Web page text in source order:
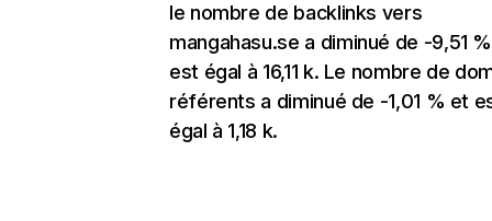
le nombre de backlinks vers
mangahasu.se a diminué de -9,51
est égal à 16,11 k. Le nombre de
référents a diminué de -1,01 % et
égal à 1,18 k.